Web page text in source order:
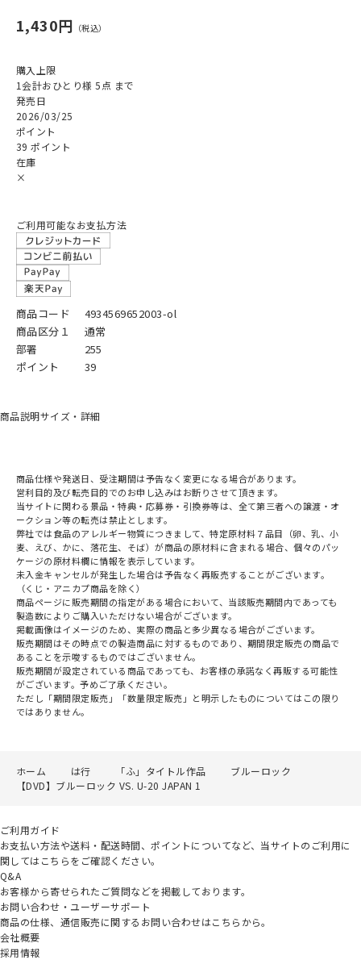
1,430円
購入上限
1会計おひとり様 5点 まで
発売日
2026/03/25
ポイント
39 ポイント
在庫
×
ご利用可能なお支払方法
商品コード
4934569652003-ol
商品区分１
通常
部署
255
ポイント
39
商品説明サイズ・詳細
商品仕様や発送日、受注期間は予告なく変更になる場合があります。
営利目的及び転売目的でのお申し込みはお断りさせて頂きます。
当サイトに関わる景品・特典・応募券・引換券等は、全て第三者への譲渡・オ
ークション等の転売は禁止とします。
弊社では食品のアレルギー物質につきまして、特定原材料７品目（卵、乳、小
麦、えび、かに、落花生、そば）が商品の原材料に含まれる場合、個々のパッ
ケージの原材料欄に情報を表示しています。
未入金キャンセルが発生した場合は予告なく再販売することがございます。
（くじ・アニカプ商品を除く）
商品ページに販売期間の指定がある場合において、当該販売期間内であっても
製造数によりご購入いただけない場合がございます。
掲載画像はイメージのため、実際の商品と多少異なる場合がございます。
販売期間はその時点での製造商品に対するものであり、期間限定販売の商品で
あることを示唆するものではございません。
販売期間が設定されている商品であっても、お客様の承諾なく再販する可能性
がございます。予めご了承ください。
ただし「期間限定販売」「数量限定販売」と明示したものについてはこの限り
ではありません。
ホーム は行 「ふ」タイトル作品
ブルーロック
【DVD】ブルーロック VS. U-20 JAPAN 1
ご利用ガイド
お支払い方法や送料・配送時間、ポイントについてなど、当サイトのご利用に
関してはこちらをご確認ください。
Q&A
お客様から寄せられたご質問などを掲載しております。
お問い合わせ・ユーザーサポート
商品の仕様、通信販売に関するお問い合わせはこちらから。
会社概要
採用情報